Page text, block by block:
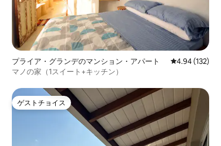
プライア・グランデのマンション・アパート レビュー132
4.94 (132)
マノの家（1スイート+キッチン）
ゲストチョイス
ゲストチョイス